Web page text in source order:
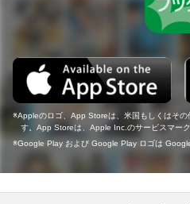
Appleのロゴ、App Storeは、米国もしくはそ
す。App Storeは、Apple Inc.のサービスマーク
Google Play および Google Play ロゴは